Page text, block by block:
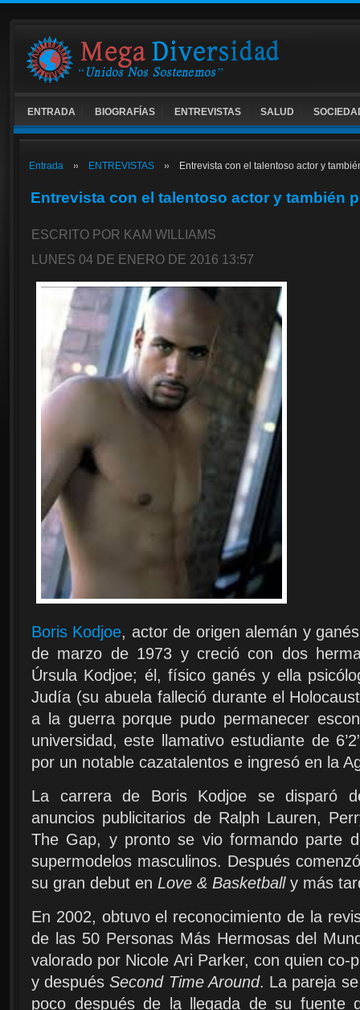
ENTRADA BIOGRAFÍAS ENTREVISTAS SALUD
Entrada ENTREVISTAS Entrevista con el talentoso actor y
Entrevista con el talentoso actor y también
ESCRITO POR KAM WILLIAMS
LUNES 04 DE ENERO DE 2016 13:57
Boris Kodjoe, actor de origen alemán y
de marzo de 1973 y creció con dos
Úrsula Kodjoe; él, físico ganés y ella
Judía (su abuela falleció durante el
a la guerra porque pudo permanecer
universidad, este llamativo estudiante de
por un notable cazatalentos e ingresó en la
La carrera de Boris Kodjoe se disparó
anuncios publicitarios de Ralph Lauren,
The Gap, y pronto se vio formando parte
supermodelos masculinos. Después
su gran debut en Love & Basketbally más
En 2002, obtuvo el reconocimiento de la
de las 50 Personas Más Hermosas del
valorado por Nicole Ari Parker, con quien
y despuésSecond Time Around. La pareja
poco después de la llegada de su fuente